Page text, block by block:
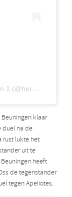
Een bericht gedeeld door hattem heren 1 (@heren1hattem)
klaar
duel na de
rust lukte het
uit te
heeft
de tegenstander
tegen Apeliotes.